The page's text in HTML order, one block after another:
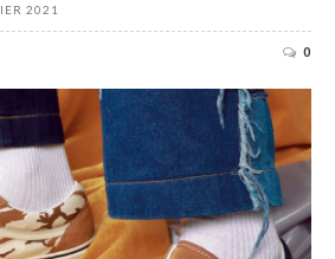
2021
0